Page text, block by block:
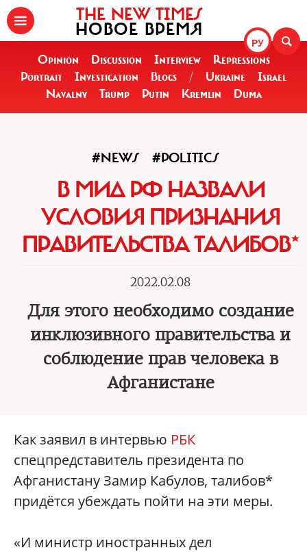
РУ
THE NEW TIMES
НОВОЕ ВРЕМЯ
Opinion Discussion Interview
Repressions
Portrait
Investigation Blogs / Ukraine
Israel
Navalny
Trump Putin Kremlin Duma
#NEWS #POLITICS
В МИД РФ НАЗВАЛИ
УСЛОВИЯ ПРИЗНАНИЯ
ПРАВИТЕЛЬСТВА ТАЛИБОВ*
2022.02.08
Для этого необходимо создание
инклюзивного правительства и
соблюдение прав человека в
Афганистане
Как заявил в интервью РБК
спецпредставитель президента по
Афганистану Замир Кабулов, талибов*
придётся убеждать пойти на эти меры.
«И министр иностранных дел